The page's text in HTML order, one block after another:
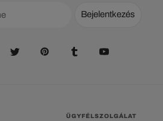
Bejelentkezés
ÜGYFÉLSZOLGÁLAT